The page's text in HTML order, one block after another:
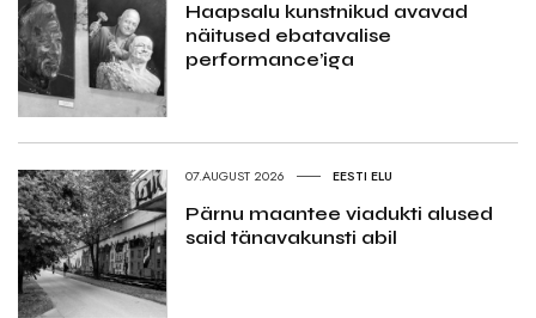
Haapsalu kunstnikud avavad
näitused ebatavalise
performance’iga
07.AUGUST 2026 EESTI ELU
Pärnu maantee viadukti alused
said tänavakunsti abil